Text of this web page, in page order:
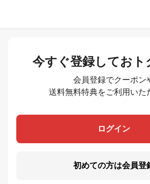
今すぐ登録しておト
会員登録でクーポン
送料無料特典をご利用いた
ログイン
初めての方は会員登